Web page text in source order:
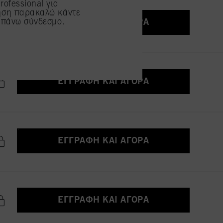
ΕΓΓΡΑΦΉ ΚΑΙ ΑΓΟΡΆ
ΕΓΓΡΑΦΉ ΚΑΙ ΑΓΟΡΆ
ΕΓΓΡΑΦΉ ΚΑΙ ΑΓΟΡΆ
ΕΓΓΡΑΦΉ ΚΑΙ ΑΓΟΡΆ
για
παρακαλώ κάντε
σύνδεσμο.